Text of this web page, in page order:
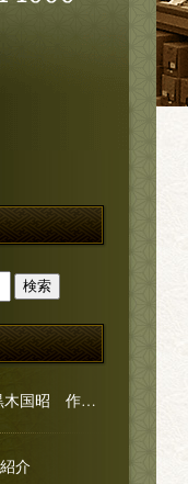
ガラス工芸作家 黒木国昭 作品のご紹介
介